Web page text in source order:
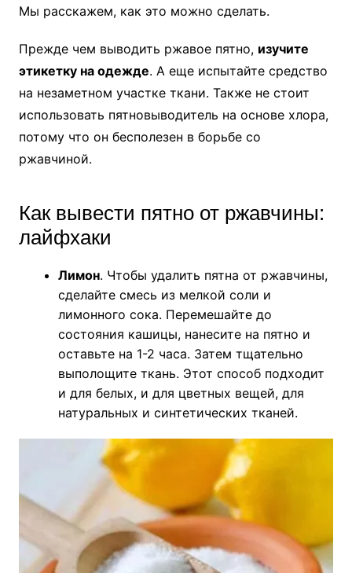
Мы расскажем, как это можно сделать.
Прежде чем выводить ржавое пятно, изучите
этикетку на одежде. А еще испытайте средство
на незаметном участке ткани. Также не стоит
использовать пятновыводитель на основе хлора,
потому что он бесполезен в борьбе со
ржавчиной.
Как вывести пятно от ржавчины:
лайфхаки
Лимон. Чтобы удалить пятна от ржавчины,
сделайте смесь из мелкой соли и
лимонного сока. Перемешайте до
состояния кашицы, нанесите на пятно и
оставьте на 1-2 часа. Затем тщательно
выполощите ткань. Этот способ подходит
и для белых, и для цветных вещей, для
натуральных и синтетических тканей.